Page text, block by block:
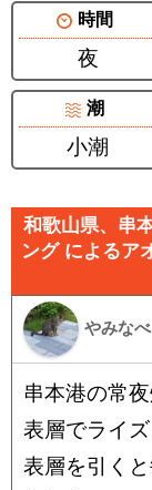
時間
夜
潮
小潮
和歌山県、串
ング によるア
やみなべ
串本港の常
表層でライ
表層を引く